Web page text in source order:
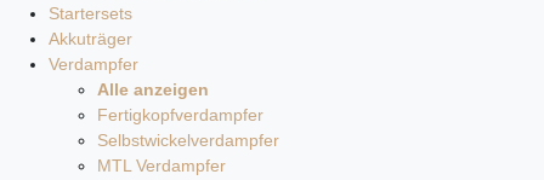
Startersets
Akkuträger
Verdampfer
Alle anzeigen
Fertigkopfverdampfer
Selbstwickelverdampfer
MTL Verdampfer